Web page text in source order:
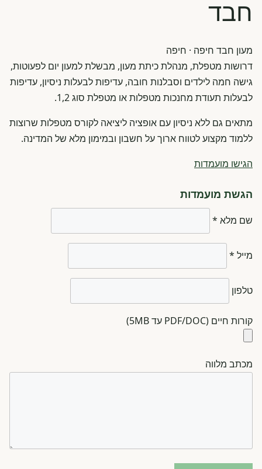
חבד
מעון חבד חיפה · חיפה
דרושות מטפלת, מנהלת כיתת מעון, מבשלת למעון יום לפעוטות,
גישה חמה לילדים וסבלנות חובה, עדיפות לבעלות ניסיון, עדיפות
לבעלות תעודת מחנכות מטפלות או מטפלת סוג 1,2.
מתאים גם ללא ניסיון עם אופציה ליציאה לקורס מטפלות שרוצות
ללמוד מקצוע לטווח ארוך על חשבון ובמימון מלא של המדינה.
הגישו מועמדות
הגשת מועמדות
שם מלא *
מייל *
טלפון
קורות חיים (PDF/DOC עד 5MB)
מכתב מלווה